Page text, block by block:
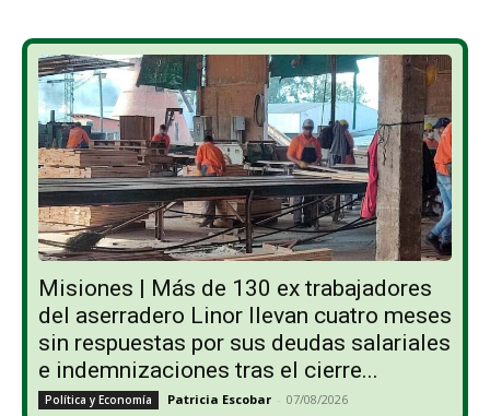
Misiones | Más de 130 ex trabajadores
del aserradero Linor llevan cuatro meses
sin respuestas por sus deudas salariales
e indemnizaciones tras el cierre...
Política y Economía Patricia Escobar - 07/08/2026